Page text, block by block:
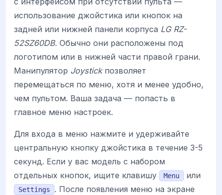
использование джойстика или кнопок на
задней или нижней панели корпуса LG RZ-
52SZ60DB. Обычно они расположены под
логотипом или в нижней части правой грани.
Манипулятор Joystickпозволяет
перемещаться по меню, хотя и менее удобно,
чем пультом. Ваша задача — попасть в
главное меню настроек.
Для входа в меню нажмите и удерживайте
центральную кнопку джойстика в течение 3-5
секунд. Если у вас модель с набором
отдельных кнопок, ищите клавишу
Menu или
Settings
. После появления меню на экране